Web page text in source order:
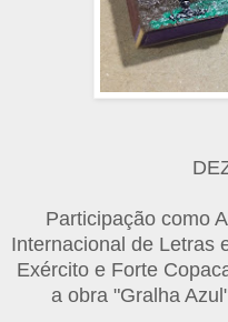
Participação como
Internacional de Letras
Exército e Forte
a obra "Gralha